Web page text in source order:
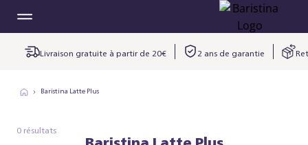
Livraison gratuite à partir de 20€ 2 ans de garantie
Baristina Latte Plus
0 résultats